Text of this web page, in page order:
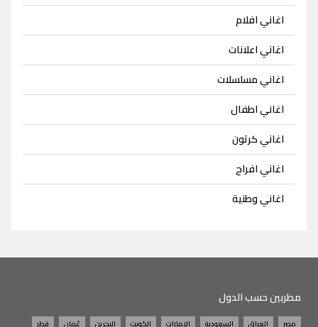
اغاني افلام
اغاني اعلانات
اغاني مسلسلات
اغاني اطفال
اغاني كرتون
اغاني افراح
اغاني وطنية
مطربين حسب الدول
مصر العراق السعودية الامارات الكويت البحرين عُمان قطر